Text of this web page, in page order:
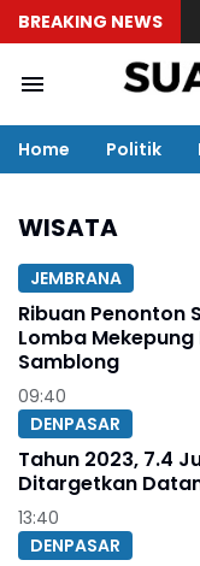
BREAKING NEWS
Home Politik
WISATA
JEMBRANA
Ribuan Penonton
Lomba
Samblong
09:40
DENPASAR
Tahun 2023, 7.4
Ditargetkan
13:40
DENPASAR